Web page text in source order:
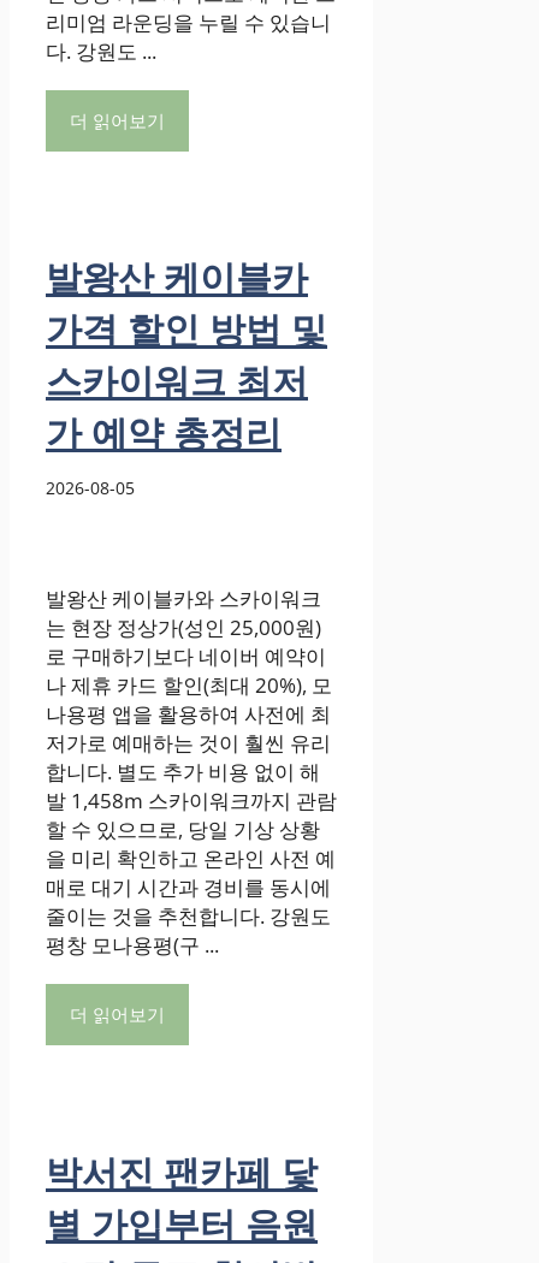
리미엄 라운딩을 누릴 수 있습니
다. 강원도 ...
더 읽어보기
발왕산 케이블카
가격 할인 방법 및
스카이워크 최저
가 예약 총정리
2026-08-05
발왕산 케이블카와 스카이워크
는 현장 정상가(성인 25,000원)
로 구매하기보다 네이버 예약이
나 제휴 카드 할인(최대 20%), 모
나용평 앱을 활용하여 사전에 최
저가로 예매하는 것이 훨씬 유리
합니다. 별도 추가 비용 없이 해
발 1,458m 스카이워크까지 관람
할 수 있으므로, 당일 기상 상황
을 미리 확인하고 온라인 사전 예
매로 대기 시간과 경비를 동시에
줄이는 것을 추천합니다. 강원도
평창 모나용평(구 ...
더 읽어보기
박서진 팬카페 닻
별 가입부터 음원